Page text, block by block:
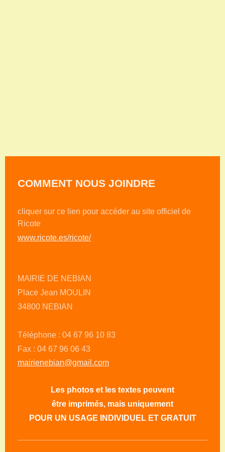
COMMENT NOUS JOINDRE
cliquer sur ce lien pour accéder au site officiel de
Ricote
www.ricote.es/ricote/
MAIRIE DE NEBIAN
Place Jean MOULIN
34800 NEBIAN
Téléphone : 04 67 96 10 83
Fax : 04 67 96 06 43
mairienebian@gmail.com
Les photos et les textes peuvent
être imprimés, mais uniquement
POUR UN USAGE INDIVIDUEL ET GRATUIT